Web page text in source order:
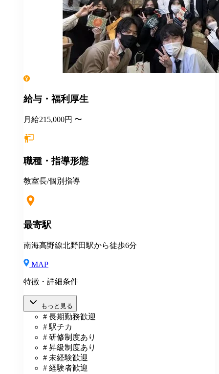
給与・福利厚生
月給215,000円 〜
職種・指導形態
教室長/個別指導
最寄駅
南海高野線北野田駅から徒歩6分
MAP
特徴・詳細条件
もっと見る
# 長期勤務歓迎
# 駅チカ
# 研修制度あり
# 昇級制度あり
# 未経験歓迎
# 経験者歓迎